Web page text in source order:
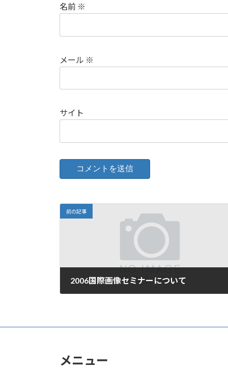
名前 ※
メール ※
サイト
前の記事
2006国際画像セミナーについて
メニュー